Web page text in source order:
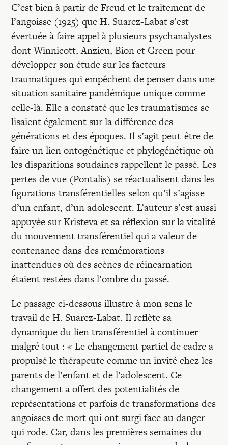
C’est bien à partir de Freud et le traitement de
l’angoisse (1925) que H. Suarez-Labat s’est
évertuée à faire appel à plusieurs psychanalystes
dont Winnicott, Anzieu, Bion et Green pour
développer son étude sur les facteurs
traumatiques qui empêchent de penser dans une
situation sanitaire pandémique unique comme
celle-là. Elle a constaté que les traumatismes se
lisaient également sur la différence des
générations et des époques. Il s’agit peut-être de
faire un lien ontogénétique et phylogénétique où
les disparitions soudaines rappellent le passé. Les
pertes de vue (Pontalis) se réactualisent dans les
figurations transférentielles selon qu’il s’agisse
d’un enfant, d’un adolescent. L’auteur s’est aussi
appuyée sur Kristeva et sa réflexion sur la vitalité
du mouvement transférentiel qui a valeur de
contenance dans des remémorations
inattendues où des scènes de réincarnation
étaient restées dans l’ombre du passé.
Le passage ci-dessous illustre à mon sens le
travail de H. Suarez-Labat. Il reflète sa
dynamique du lien transférentiel à continuer
malgré tout : « Le changement partiel de cadre a
propulsé le thérapeute comme un invité chez les
parents de l’enfant et de l’adolescent. Ce
changement a offert des potentialités de
représentations et parfois de transformations des
angoisses de mort qui ont surgi face au danger
qui rode. Car, dans les premières semaines du